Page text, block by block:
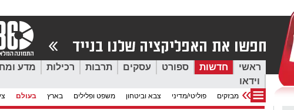
ראשי חדשות ספורט עסקים תרבות רכילות מדע
וידאו
מבזקים פוליטי/מדיני צבא וביטחון משפט ופלילים בארץ בעולם